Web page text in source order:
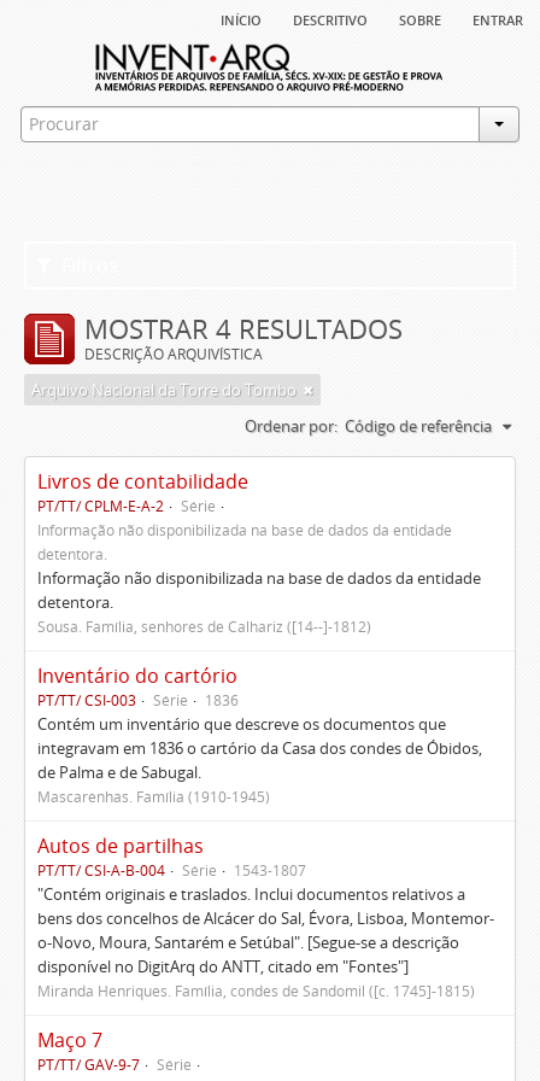
início descritivo sobre entrar
MOSTRAR 4 RESULTADOS
DESCRIÇÃO ARQUIVÍSTICA
Arquivo Nacional da Torre do Tombo
Ordenar por: Código de referência
Livros de contabilidade
PT/TT/ CPLM-E-A-2
Série
Informação não disponibilizada na base de dados da entidade
detentora.
Informação não disponibilizada na base de dados da entidade
detentora.
Sousa. Família, senhores de Calhariz ([14--]-1812)
Inventário do cartório
PT/TT/ CSI-003 Série 1836
Contém um inventário que descreve os documentos que
integravam em 1836 o cartório da Casa dos condes de Óbidos,
de Palma e de Sabugal.
Mascarenhas. Família (1910-1945)
Autos de partilhas
PT/TT/ CSI-A-B-004 Série 1543-1807
"Contém originais e traslados. Inclui documentos relativos a
bens dos concelhos de Alcácer do Sal, Évora, Lisboa, Montemor-
o-Novo, Moura, Santarém e Setúbal". [Segue-se a descrição
disponível no DigitArq do ANTT, citado em "Fontes"]
Miranda Henriques. Família, condes de Sandomil ([c. 1745]-1815)
Maço 7
PT/TT/ GAV-9-7
Série